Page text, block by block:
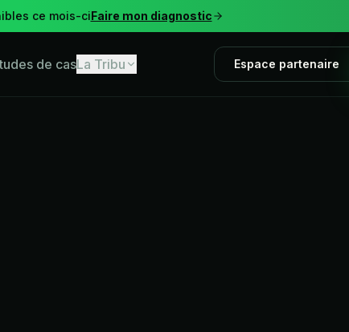
ce mois-ciFaire mon diagnostic
de casLa Tribu Espace partenaire